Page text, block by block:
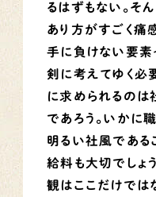
るはずもない。そ
あり方がすごく痛
手に負けない要素
剣に考えてゆく必
に求められるの
であろう。いかに
明るい社風である
給料も大切でしょ
観はここだけでは